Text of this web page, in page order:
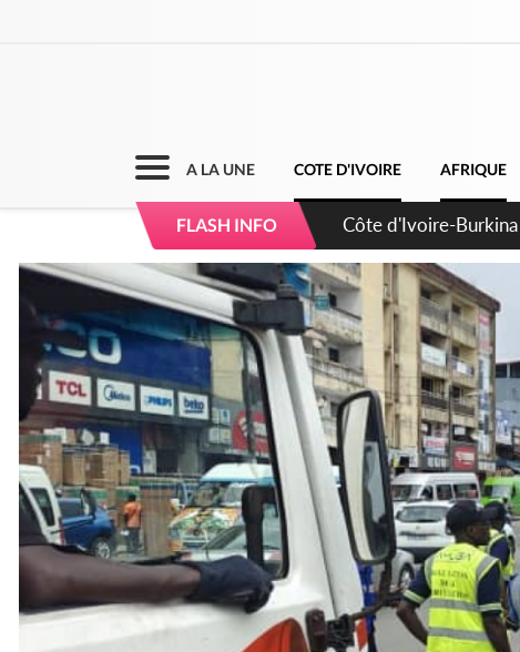
A LA UNE COTE D'IVOIRE AFRIQUE
FLASH INFO
Côte d'Ivoire : Peste
des mesures